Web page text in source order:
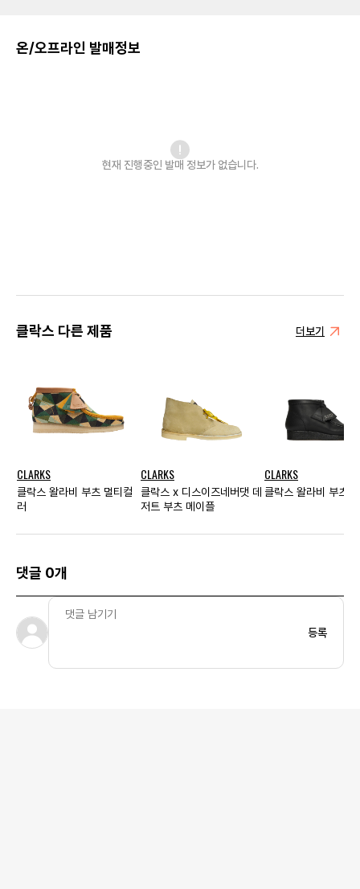
온/오프라인 발매정보
현재 진행중인 발매 정보가 없습니다.
클락스 다른 제품 더보기
CLARKS
클락스 왈라비 부츠 멀티컬
러
CLARKS
클락스 x 디스이즈네버댓 데
저트 부츠 메이플
CLARKS
클락스 왈라비 부츠
댓글 0개
등록